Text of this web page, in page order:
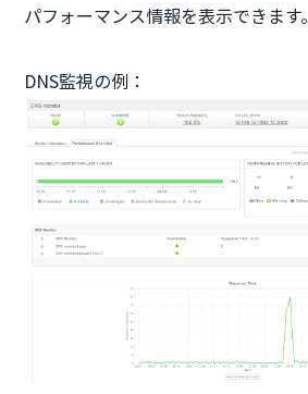
パフォーマンス情報を表示できます。
DNS監視の例：